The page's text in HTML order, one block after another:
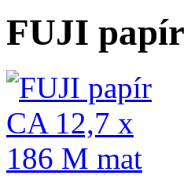
FUJI papír